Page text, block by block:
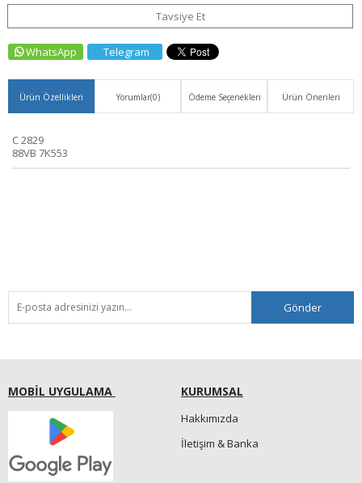
Tavsiye Et
WhatsApp Telegram
Ürün Özellikleri Yorumlar(0) Ödeme Seçenekleri Ürün Önerileri
C 2829
88VB 7K553
Gönder
MOBİL UYGULAMA KURUMSAL
Hakkımızda
İletişim & Banka